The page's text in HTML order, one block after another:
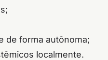
de forma autônoma;
localmente.